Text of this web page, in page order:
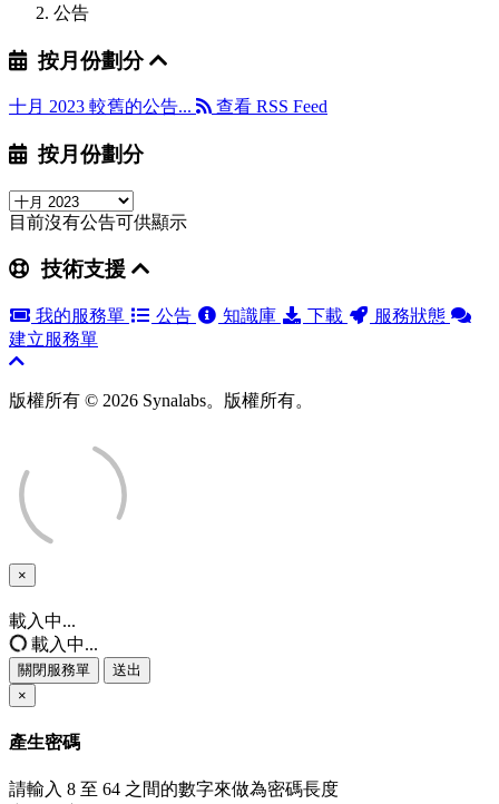
公告
按月份劃分
十月 2023 較舊的公告... 查看 RSS Feed
按月份劃分
目前沒有公告可供顯示
技術支援
我的服務單 公告 知識庫 下載
服務狀態
建立服務單
版權所有 © 2026 Synalabs。版權所有。
×
關
閉
服
務
單
載入中...
載入中...
關閉服務單
送出
×
產生密碼
請輸入 8 至 64 之間的數字來做為密碼長度